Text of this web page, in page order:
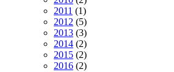
2011 (1)
2012 (5)
2013 (3)
2014 (2)
2015 (2)
2016 (2)